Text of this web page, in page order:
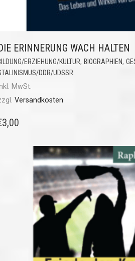
ERINNERUNG WACH HALTEN
ERZIEHUNG/KULTUR, BIOGRAPHIEN,
DDR/UDSSR
MwSt.
Versandkosten
3,00